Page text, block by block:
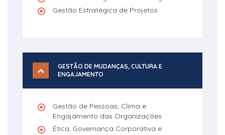
Gestão Estratégica de Projetos
GESTÃO DE MUDANÇAS, CULTURA E
ENGAJAMENTO
Gestão de Pessoas, Clima e
Engajamento das Organizações
Ética, Governança Corporativa e